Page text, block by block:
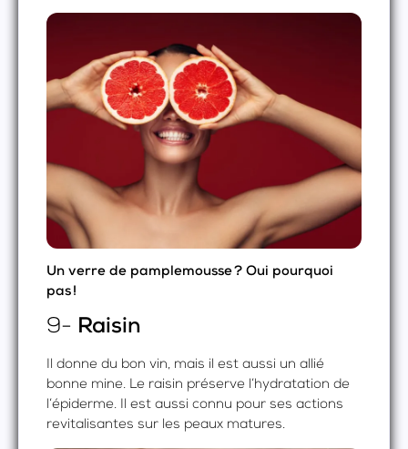
Un verre de pamplemousse ? Oui pourquoi
pas !
9- Raisin
Il donne du bon vin, mais il est aussi un allié
bonne mine. Le raisin préserve l’hydratation de
l’épiderme. Il est aussi connu pour ses actions
revitalisantes sur les peaux matures.